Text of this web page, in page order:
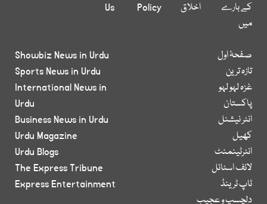
کے بارے
میں
اخلاق
Policy
Us
صفحۂ اول
تازہ ترین
غزہ لہو لہو
پاکستان
انٹر نیشنل
کھیل
انٹرٹینمنٹ
لائف اسٹائل
ٹاپ ٹرینڈ
دلچسپ و عجیب
Showbiz News in Urdu
Sports News in Urdu
International News in
Urdu
Business News in Urdu
Urdu Magazine
Urdu Blogs
The Express Tribune
Express Entertainment